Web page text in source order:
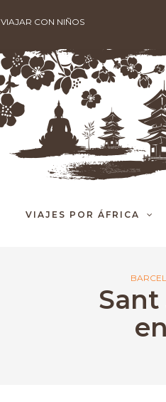
VIAJAR CON NIÑOS
VIAJES POR ÁFRICA
Sant